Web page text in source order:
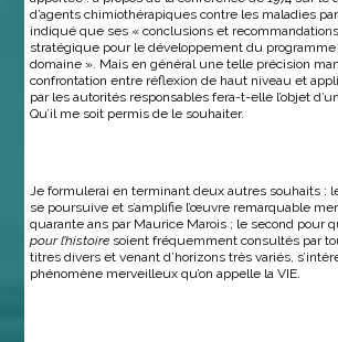
d’agents chimiothérapiques contre les maladies
indiqué que ses « conclusions et
stratégique pour le développement du programme
domaine ». Mais en général une telle précision
confrontation entre réflexion de haut niveau et
par les autorités responsables fera-t-elle l’objet
Qu’il me soit permis de le souhaiter.
Je formulerai en terminant deux autres souhaits :
se poursuive et s’amplifie l’œuvre remarquable
quarante ans par Maurice Marois ; le second pour
pour l’histoire soient fréquemment consultés par
titres divers et venant d’horizons très variés,
phénomène merveilleux qu’on appelle la VIE.